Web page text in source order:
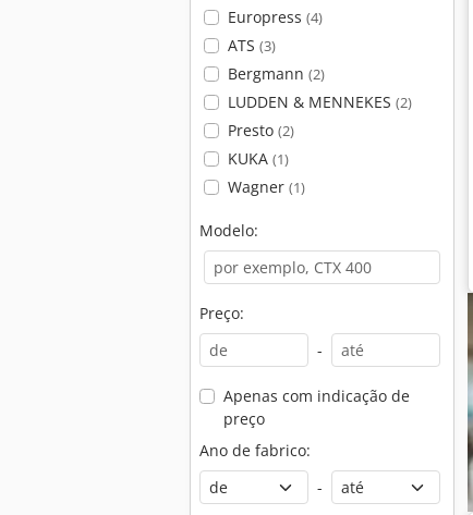
Europress (4)
ATS (3)
Bergmann (2)
LUDDEN & MENNEKES (2)
Presto (2)
KUKA (1)
Wagner (1)
Modelo:
Preço:
-
Apenas com indicação de
preço
Ano de fabrico:
-